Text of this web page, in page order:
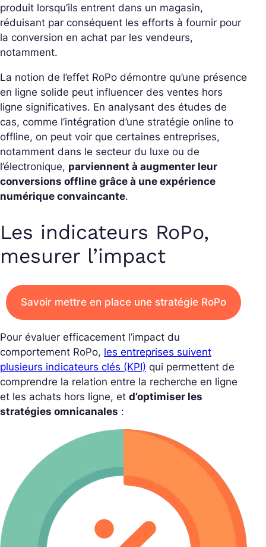
produit lorsqu’ils entrent dans un magasin,
réduisant par conséquent les efforts à fournir pour
la conversion en achat par les vendeurs,
notamment.
La notion de l’effet RoPo démontre qu’une présence
en ligne solide peut influencer des ventes hors
ligne significatives. En analysant des études de
cas, comme l’intégration d’une stratégie online to
offline, on peut voir que certaines entreprises,
notamment dans le secteur du luxe ou de
l’électronique, parviennent à augmenter leur
conversions offline grâce à une expérience
numérique convaincante.
Les indicateurs RoPo,
mesurer l’impact
Savoir mettre en place une stratégie RoPo
Pour évaluer efficacement l’impact du
comportement RoPo, les entreprises suivent
plusieurs indicateurs clés (KPI) qui permettent de
comprendre la relation entre la recherche en ligne
et les achats hors ligne, et d’optimiser les
stratégies omnicanales :